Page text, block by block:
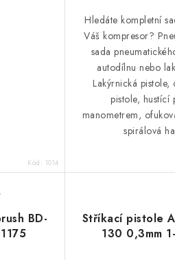
Kód: 1014
Hledáte kompletní
Váš kompresor?
sada
autodílnu nebo
Lakýrnická
pistole, hustící
manometrem,
spirálová
BD-
Stříkací pistole
130 0,3mm